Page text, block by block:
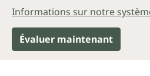
Informations sur notre
Évaluer maintenant